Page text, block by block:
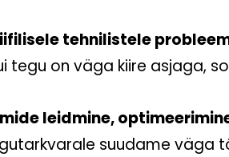
tehnilistele
tegu on väga kiire asjaga,
leidmine,
suudame väga